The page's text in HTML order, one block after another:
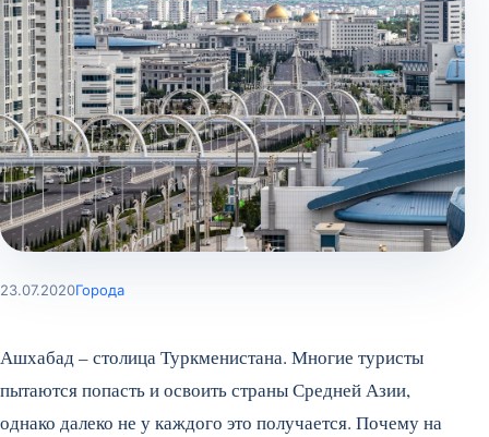
23.07.2020Города
Ашхабад – столица Туркменистана. Многие туристы
пытаются попасть и освоить страны Средней Азии,
однако далеко не у каждого это получается. Почему на